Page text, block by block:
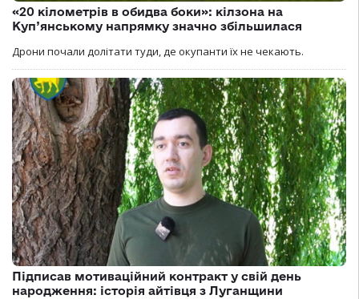
«20 кілометрів в обидва боки»: кілзона на
Куп’янському напрямку значно збільшилася
Дрони почали долітати туди, де окупанти їх не чекають.
Підписав мотиваційний контракт у свій день
народження: історія айтівця з Луганщини